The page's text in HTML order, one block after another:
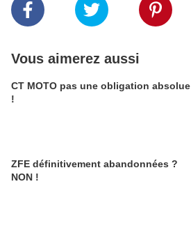
Vous aimerez aussi
CT MOTO pas une obligation absolue
!
ZFE définitivement abandonnées ?
NON !